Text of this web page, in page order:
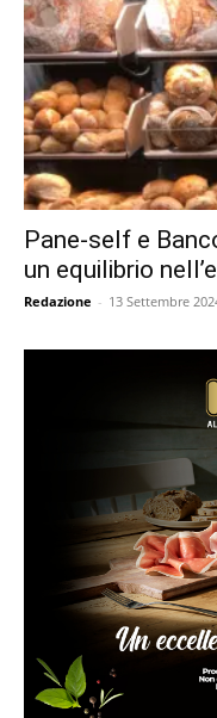
Pane-self e
un equilibrio
Redazione - 13 Settembre